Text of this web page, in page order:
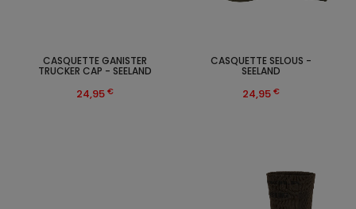
CASQUETTE GANISTER
TRUCKER CAP - SEELAND
24,95 €
CASQUETTE SELOUS -
SEELAND
24,95 €